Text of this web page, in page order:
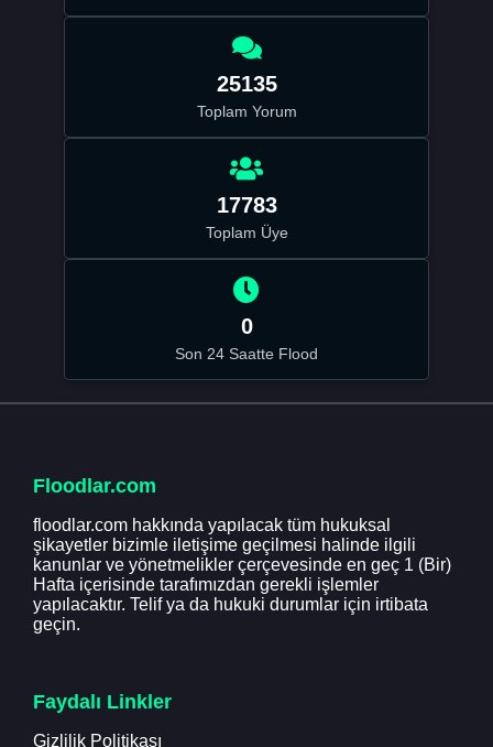
25135
Toplam Yorum
17783
Toplam Üye
0
Son 24 Saatte Flood
Floodlar.com
floodlar.com hakkında yapılacak tüm hukuksal
şikayetler bizimle iletişime geçilmesi halinde ilgili
kanunlar ve yönetmelikler çerçevesinde en geç 1 (Bir)
Hafta içerisinde tarafımızdan gerekli işlemler
yapılacaktır. Telif ya da hukuki durumlar için irtibata
geçin.
Faydalı Linkler
Gizlilik Politikası